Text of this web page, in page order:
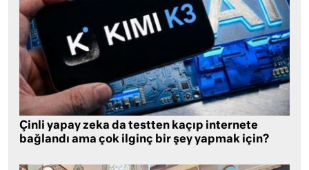
Çinli yapay zeka da testten kaçıp internete
bağlandı ama çok ilginç bir şey yapmak için?